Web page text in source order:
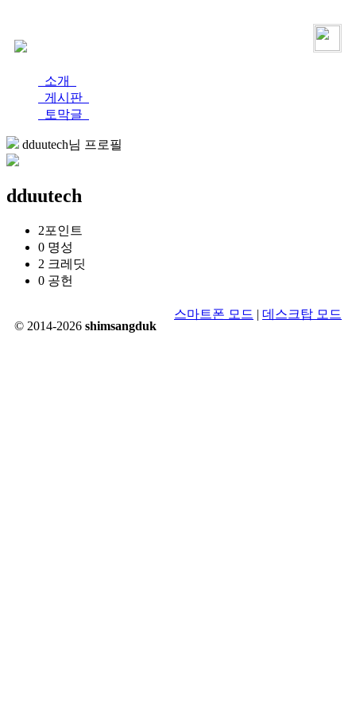
소개
게시판
토막글
dduutech님 프로필
dduutech
2포인트
0 명성
2 크레딧
0 공헌
© 2014-2026 shimsangduk
스마트폰 모드 | 데스크탑 모드